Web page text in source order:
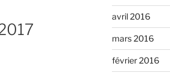
avril 2016
mars 2016
février 2016